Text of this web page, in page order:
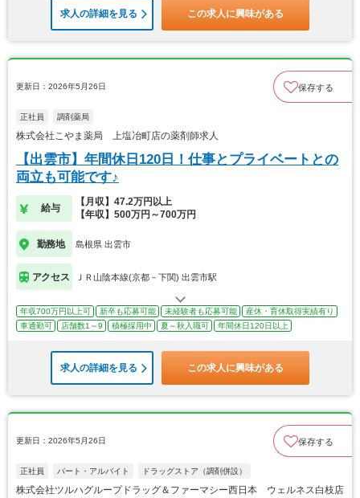
求人の詳細を見る この求人に興味がある
更新日：2026年5月26日 保存する
正社員 調剤薬局
株式会社こやま薬局 上塩冶町店の薬剤師求人
【出雲市】年間休日120日！仕事とプライベートとの
両立も可能です♪
給与
【月収】47.2万円以上
【年収】500万円～700万円
勤務地 島根県 出雲市
アクセス ＪＲ山陰本線(京都－下関) 出雲市駅
年収700万円以上可 新卒も応募可能 未経験者も応募可能
産休・育休取得実績有り
車通勤可
店舗数1～9 積極採用中 夏～秋入職可 年間休日120日以上
求人の詳細を見る この求人に興味がある
更新日：2026年5月26日 保存する
正社員 パート・アルバイト ドラッグストア（調剤併設）
株式会社ツルハグループドラッグ＆ファーマシー西日本 ウェルネス白枝店